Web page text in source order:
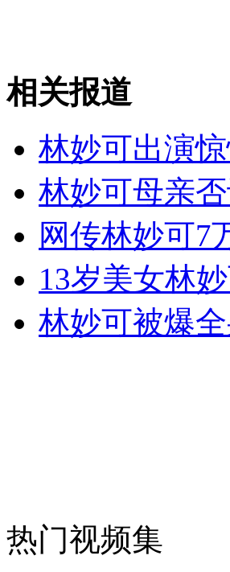
女孩北京地铁殴打老人 痛下狠手
无痛分娩是否安全 医生回应
外交部：反对强权政治霸凌主义
外交部：有关国家言论片面不公正
相关报道
林妙可出演
林妙可母亲
网传林妙可7
13岁美女林
林妙可被爆
热门视频集